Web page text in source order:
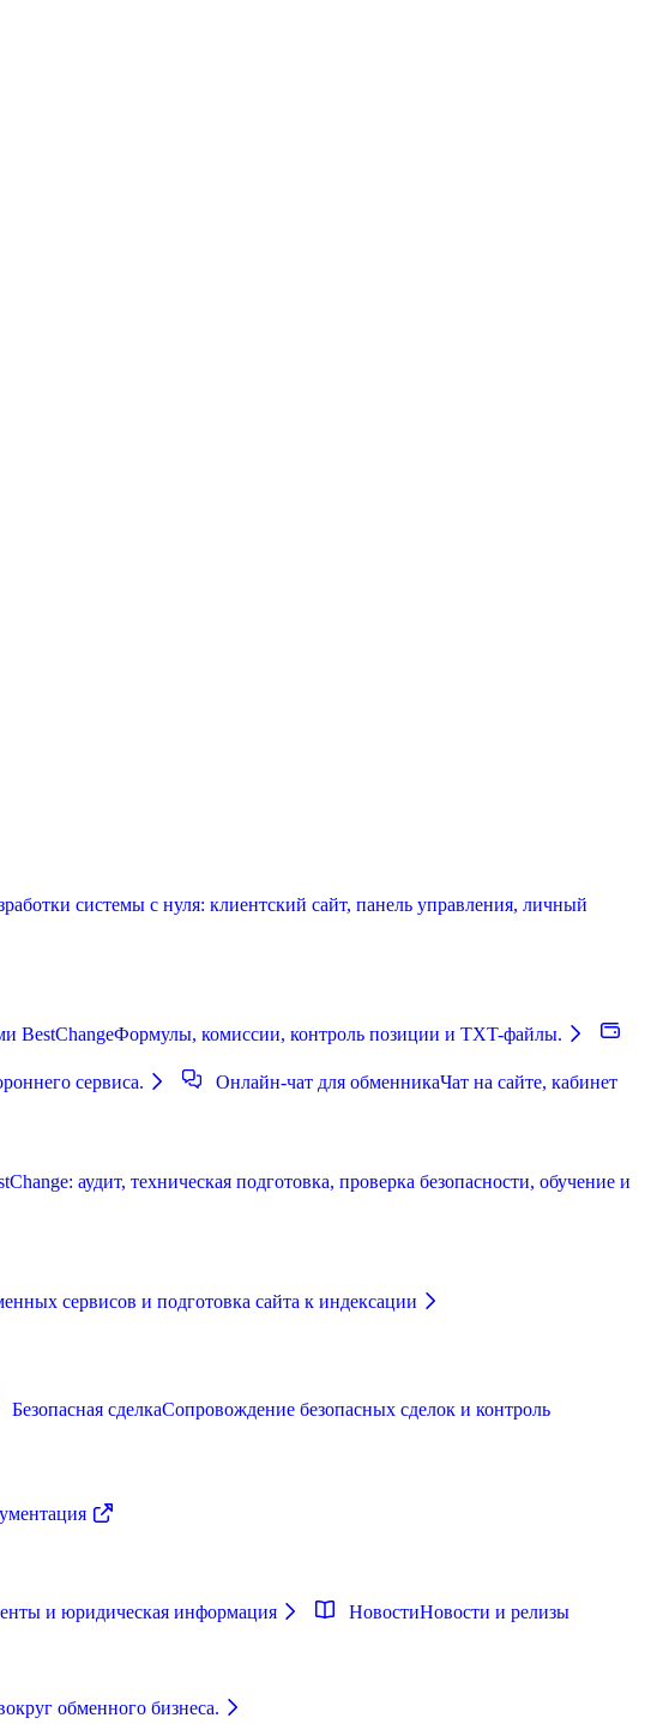
системы с нуля: клиентский сайт, панель управления, личный
BestChangeФормулы, комиссии, контроль позиции и TXT-файлы.
сервиса. Онлайн-чат для обменникаЧат на сайте, кабинет
аудит, техническая подготовка, проверка безопасности, обучение и
сервисов и подготовка сайта к индексации
Безопасная сделкаСопровождение безопасных сделок и контроль
и юридическая информация НовостиНовости и релизы
обменного бизнеса.